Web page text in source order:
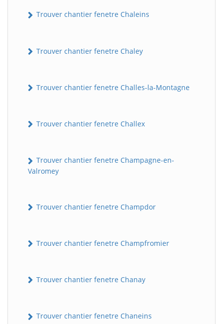
Trouver chantier fenetre Chaleins
Trouver chantier fenetre Chaley
Trouver chantier fenetre Challes-la-Montagne
Trouver chantier fenetre Challex
Trouver chantier fenetre Champagne-en-
Valromey
Trouver chantier fenetre Champdor
Trouver chantier fenetre Champfromier
Trouver chantier fenetre Chanay
Trouver chantier fenetre Chaneins